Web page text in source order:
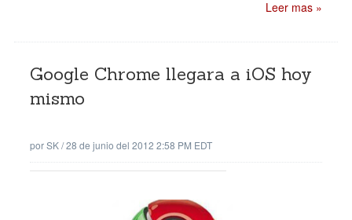
Leer mas »
Google Chrome llegara a iOS hoy
mismo
porSK/28 de junio del 2012 2:58 PM EDT